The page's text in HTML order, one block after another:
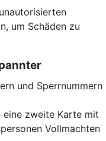
um Schäden zu
und Sperrnummern
eine zweite Karte mit
Vollmachten